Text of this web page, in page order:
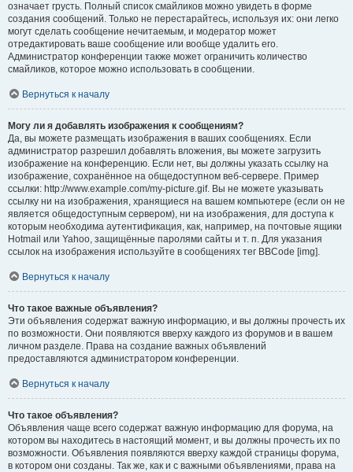
означает грусть. Полный список смайликов можно увидеть в форме
создания сообщений. Только не перестарайтесь, используя их: они легко
могут сделать сообщение нечитаемым, и модератор может
отредактировать ваше сообщение или вообще удалить его.
Администратор конференции также может ограничить количество
смайликов, которое можно использовать в сообщении.
Вернуться к началу
Могу ли я добавлять изображения к сообщениям?
Да, вы можете размещать изображения в ваших сообщениях. Если
администратор разрешил добавлять вложения, вы можете загрузить
изображение на конференцию. Если нет, вы должны указать ссылку на
изображение, сохранённое на общедоступном веб-сервере. Пример
ссылки: http://www.example.com/my-picture.gif. Вы не можете указывать
ссылку ни на изображения, хранящиеся на вашем компьютере (если он не
является общедоступным сервером), ни на изображения, для доступа к
которым необходима аутентификация, как, например, на почтовые ящики
Hotmail или Yahoo, защищённые паролями сайты и т. п. Для указания
ссылок на изображения используйте в сообщениях тег BBCode [img].
Вернуться к началу
Что такое важные объявления?
Эти объявления содержат важную информацию, и вы должны прочесть их
по возможности. Они появляются вверху каждого из форумов и в вашем
личном разделе. Права на создание важных объявлений
предоставляются администратором конференции.
Вернуться к началу
Что такое объявления?
Объявления чаще всего содержат важную информацию для форума, на
котором вы находитесь в настоящий момент, и вы должны прочесть их по
возможности. Объявления появляются вверху каждой страницы форума,
в котором они созданы. Так же, как и с важными объявлениями, права на